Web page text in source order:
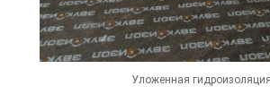
Уложенная гидроизоляция